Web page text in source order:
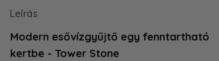
Leírás
Modern esővízgyűjtő egy fenntartható
kertbe - Tower Stone